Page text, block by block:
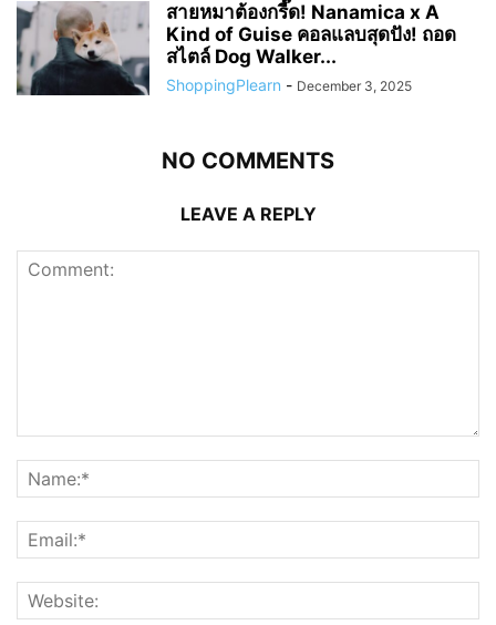
สายหมาต้องกรี๊ด! Nanamica x A
Kind of Guise คอลแลบสุดปัง! ถอด
สไตล์ Dog Walker...
ShoppingPlearn - December 3, 2025
NO COMMENTS
LEAVE A REPLY